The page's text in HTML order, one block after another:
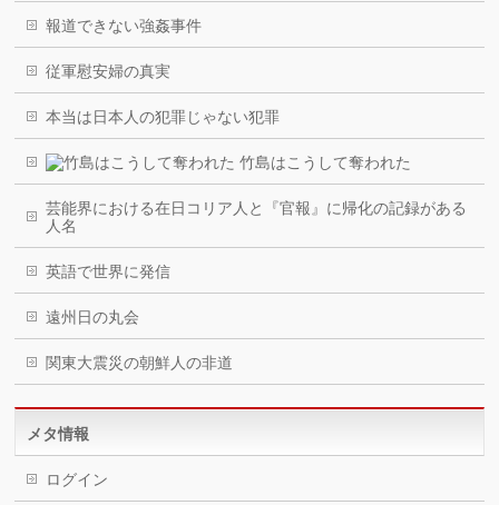
報道できない強姦事件
従軍慰安婦の真実
本当は日本人の犯罪じゃない犯罪
竹島はこうして奪われた
芸能界における在日コリア人と『官報』に帰化の記録がある
人名
英語で世界に発信
遠州日の丸会
関東大震災の朝鮮人の非道
メタ情報
ログイン